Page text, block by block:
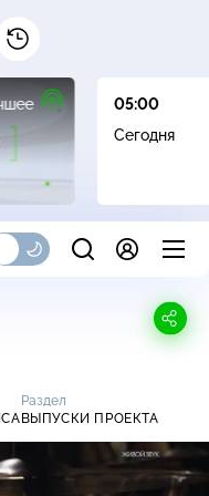
16+
05:00
Сегодня
Раздел
ВЫПУСКИ ПРОЕКТА